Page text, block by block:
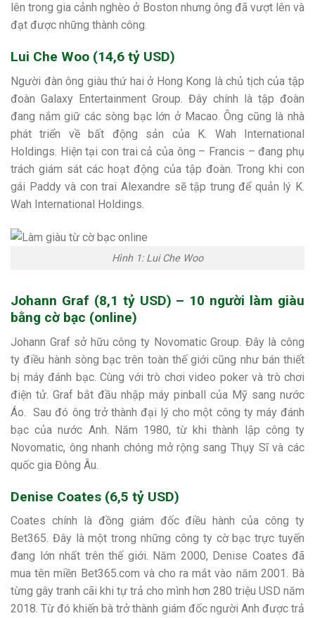
lên trong gia cảnh nghèo ở Boston nhưng ông đã vượt lên và
đạt được những thành công.
Lui Che Woo (14,6 tỷ USD)
Người đàn ông giàu thứ hai ở Hong Kong là chủ tịch của tập
đoàn Galaxy Entertainment Group. Đây chính là tập đoàn
đang nắm giữ các sòng bạc lớn ở Macao. Ông cũng là nhà
phát triển về bất động sản của K. Wah International
Holdings. Hiện tại con trai cả của ông – Francis – đang phụ
trách giám sát các hoạt động của tập đoàn. Trong khi con
gái Paddy và con trai Alexandre sẽ tập trung để quản lý K.
Wah International Holdings.
Hình 1: Lui Che Woo
Johann Graf (8,1 tỷ USD) – 10 người làm giàu
bằng cờ bạc (online)
Johann Graf sở hữu công ty Novomatic Group. Đây là công
ty điều hành sòng bạc trên toàn thế giới cũng như bán thiết
bị máy đánh bạc. Cùng với trò chơi video poker và trò chơi
điện tử. Graf bắt đầu nhập máy pinball của Mỹ sang nước
Áo. Sau đó ông trở thành đại lý cho một công ty máy đánh
bạc của nước Anh. Năm 1980, từ khi thành lập công ty
Novomatic, ông nhanh chóng mở rộng sang Thụy Sĩ và các
quốc gia Đông Âu.
Denise Coates (6,5 tỷ USD)
Coates chính là đồng giám đốc điều hành của công ty
Bet365. Đây là một trong những công ty cờ bạc trực tuyến
đang lớn nhất trên thế giới. Năm 2000, Denise Coates đã
mua tên miền Bet365.com và cho ra mắt vào năm 2001. Bà
từng gây tranh cãi khi tự trả cho mình hơn 280 triệu USD năm
2018. Từ đó khiến bà trở thành giám đốc người Anh được trả